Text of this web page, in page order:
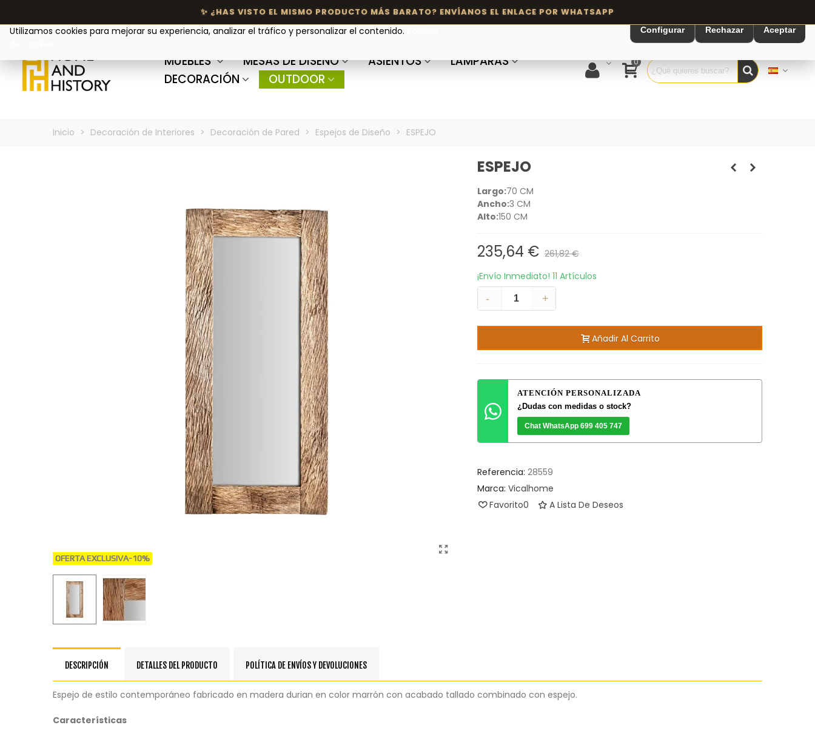
MUEBLES MESAS DE DISEÑO ASIENTOS
LÁMPARAS
DECORACIÓN
OUTDOOR
0
Inicio > Decoración de Interiores > Decoración de Pared > Espejos de Diseño > ESPEJO
OFERTA EXCLUSIVA-10%
ESPEJO
Largo:70 CM
Ancho:3 CM
Alto:150 CM
235,64 € 261,82 €
¡Envío Inmediato! 11 Artículos
-
+
Añadir Al Carrito
ATENCIÓN PERSONALIZADA
¿Dudas con medidas o stock?
Chat WhatsApp 699 405 747
Referencia: 28559
Marca: Vicalhome
Favorito0 A Lista De Deseos
DESCRIPCIÓN DETALLES DEL PRODUCTO POLÍTICA DE ENVÍOS Y DEVOLUCIONES
Espejo de estilo contemporáneo fabricado en madera durian en color marrón con acabado tallado combinado con espejo.
Características
Utilizamos cookies para mejorar su experiencia, analizar el tráfico y personalizar el contenido.
Configurar Rechazar Aceptar